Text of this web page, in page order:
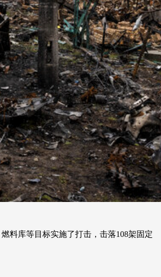
料库等目标实施了打击，击落108架固定